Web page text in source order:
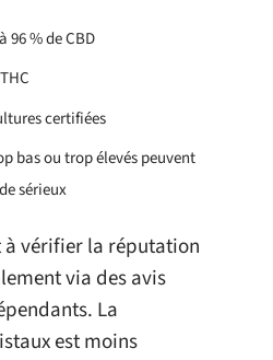
96 % de CBD
certifiées
bas ou trop élevés peuvent
sérieux
à vérifier la réputation
via des avis
La
est moins